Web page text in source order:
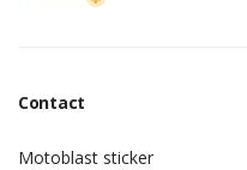
Contact
Motoblast sticker